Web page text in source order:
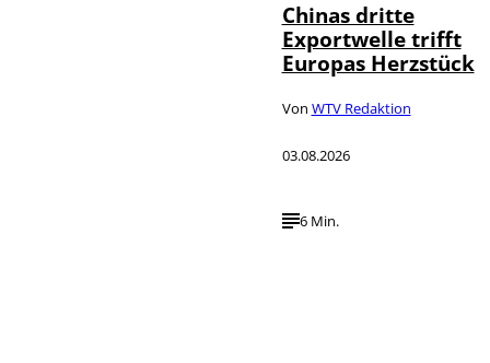
Chinas dritte
Exportwelle trifft
Europas Herzstück
Von WTV Redaktion
03.08.2026
6 Min.